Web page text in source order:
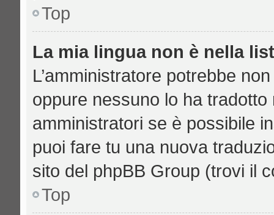
Top
La mia lingua non è nella
L’amministratore potrebbe
oppure nessuno lo ha
amministratori se è possibile
puoi fare tu una nuova
sito del phpBB Group (trovi il
Top